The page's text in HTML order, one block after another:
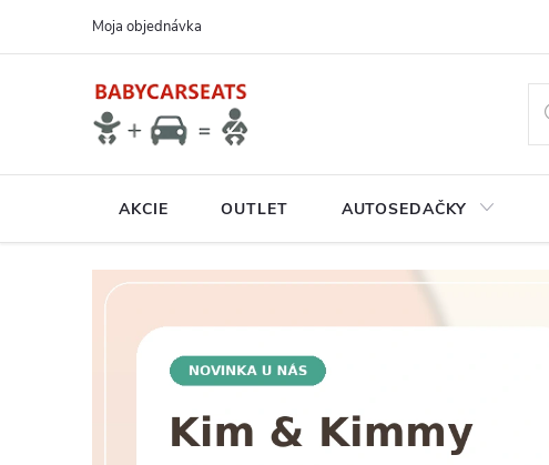
Moja objednávka
AKCIE OUTLET AUTOSEDAČKY
N